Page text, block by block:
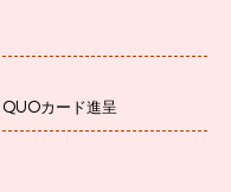
カード進呈